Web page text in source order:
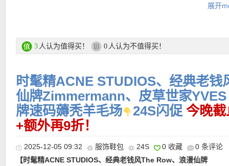
【BOTTEGA VENETA Cassette 4格编织钱包 限时6折仅294欧！
可折叠设计实用，精致可见的针脚彰显手工匠心，小巧钱包也能高
调，轻松收纳日常必备。零钱或小票也有专门空间收纳，不必担心
购买直达链接在此
一不彰显其非凡品质。以经典凯旋门链条细节为核心，打造出极简
衡。
Y2K多口袋设计，明星同款自带话题度。小包但不作，小巧又能装
不用说了绝对的经典款厚底显腿长，百搭不挑人。一双鞋换着鞋尾
接从18岁穿到30+！
折上折活动区直达链接在此
月18日！显示以下标志才能折上折！
展开
3 人认为值得买！ 0 人认为不值得买！
时髦精ACNE STUDIOS、经典老
仙牌Zimmermann、皮草世家
牌速码薅秃羊毛场
24S闪促 今晚
+额外再9折！
2025-12-05 09:32 服饰鞋包 24S 0 收藏
0 条评论
【时髦精ACNE STUDIOS、经典老钱风The Row、浪漫仙牌